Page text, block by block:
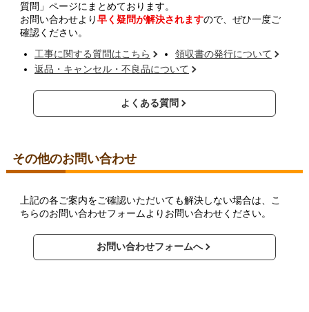
質問」ページにまとめております。
お問い合わせより早く疑問が解決されますので、ぜひ一度ご
確認ください。
工事に関する質問はこちら
領収書の発行について
返品・キャンセル・不良品について
よくある質問
その他のお問い合わせ
上記の各ご案内をご確認いただいても解決しない場合は、こ
ちらのお問い合わせフォームよりお問い合わせください。
お問い合わせフォームへ